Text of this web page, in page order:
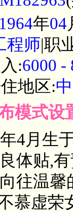
1964年04
程师|职
:6000 -
地区:
模式
4月生
体贴,
往温馨
慕虚